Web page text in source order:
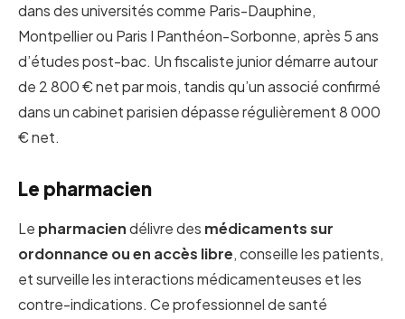
dans des universités comme Paris-Dauphine,
Montpellier ou Paris I Panthéon-Sorbonne, après 5 ans
d’études post-bac. Un fiscaliste junior démarre autour
de 2 800 € net par mois, tandis qu’un associé confirmé
dans un cabinet parisien dépasse régulièrement 8 000
€ net.
Le pharmacien
Le pharmaciendélivre des médicaments sur
ordonnance ou en accès libre, conseille les patients,
et surveille les interactions médicamenteuses et les
contre-indications. Ce professionnel de santé